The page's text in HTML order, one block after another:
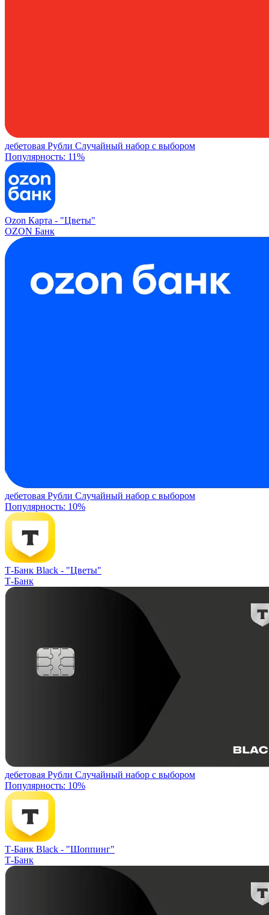
дебетовая Рубли Случайный набор с выбором
Популярность: 11%
Ozon Карта - "Цветы"
OZON Банк
дебетовая Рубли Случайный набор с выбором
Популярность: 10%
Т-Банк Black - "Цветы"
Т-Банк
дебетовая Рубли Случайный набор с выбором
Популярность: 10%
Т-Банк Black - "Шоппинг"
Т-Банк